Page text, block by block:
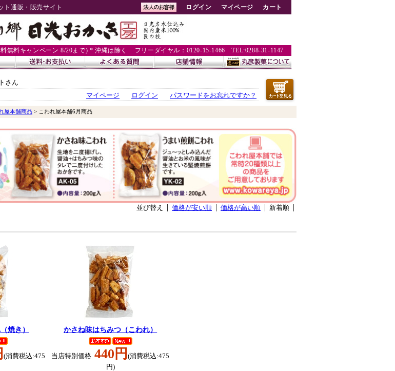
通販・販売サイト ログイン マイページ カート
料キャンペーン 8/20まで) * 沖縄は除く フリーダイヤル：0120-15-1466 TEL:0288-31-1147
さん
マイページ
ログイン パスワードをお忘れですか？
屋本舗商品 > こわれ屋本舗6月商品
並び替え 価格が安い順 価格が高い順 新着順
焼き）
(消費税込:475
かさね味はちみつ（こわれ）
当店特別価格 440円(消費税込:475
円)